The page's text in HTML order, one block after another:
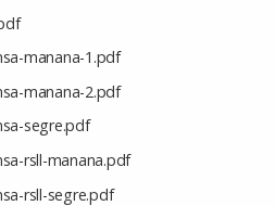
manana-1.pdf
manana-2.pdf
segre.pdf
rsll-manana.pdf
rsll-segre.pdf